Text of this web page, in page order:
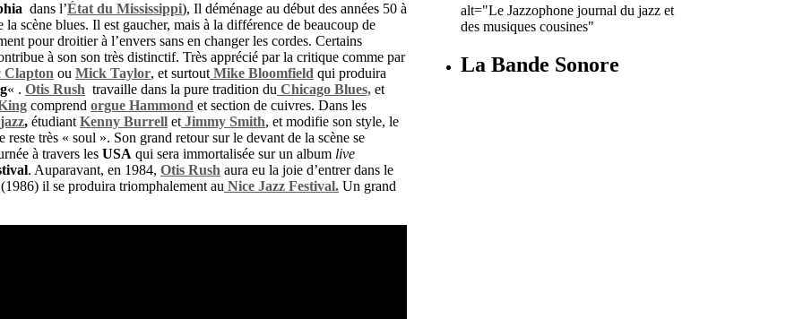
dans l’État du Mississippi), Il déménage au début des années 50 à
scène blues. Il est gaucher, mais à la différence de beaucoup de
pour droitier à l’envers sans en changer les cordes. Certains
à son son très distinctif. Très apprécié par la critique comme par
Clapton ou Mick Taylor, et surtout Mike Bloomfield qui produira
« . Otis Rush travaille dans la pure tradition du Chicago Blues, et
comprend orgue Hammond et section de cuivres. Dans les
jazz, étudiant Kenny Burrell et Jimmy Smith, et modifie son style, le
très « soul ». Son grand retour sur le devant de la scène se
à travers les USA qui sera immortalisée sur un album live
. Auparavant, en 1984, Otis Rush aura eu la joie d’entrer dans le
il se produira triomphalement au Nice Jazz Festival. Un grand
alt="Le Jazzophone journal du jazz et
des musiques cousines"
La Bande Sonore